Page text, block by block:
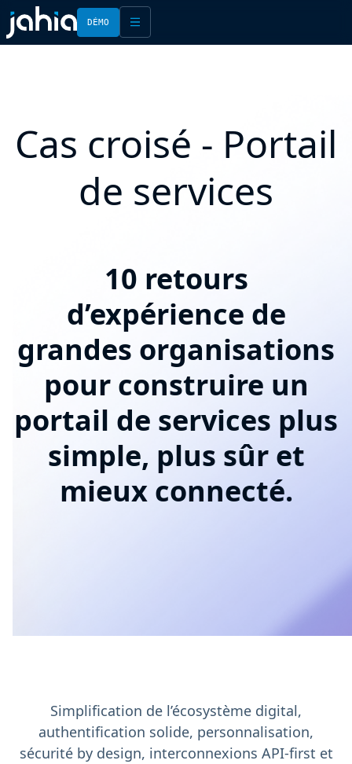
DÉMO
Cas croisé - Portail
de services
10 retours
d’expérience de
grandes organisations
pour construire un
portail de services plus
simple, plus sûr et
mieux connecté.
Simplification de l’écosystème digital,
authentification solide, personnalisation,
sécurité by design, interconnexions API-first et